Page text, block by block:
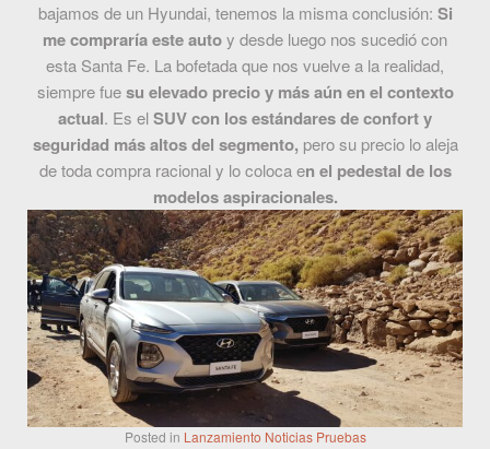
bajamos de un Hyundai, tenemos la misma conclusión: Si
me compraría este autoy desde luego nos sucedió con
esta Santa Fe. La bofetada que nos vuelve a la realidad,
siempre fuesu elevado precio y más aún en el contexto
actual. Es elSUV con los estándares de confort y
seguridad más altos del segmento, pero su precio lo aleja
de toda compra racional y lo coloca en el pedestal de los
modelos aspiracionales.
Posted in Lanzamiento Noticias Pruebas